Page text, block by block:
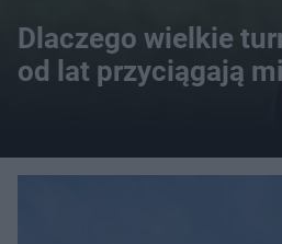
Dlaczego wielkie
od lat przyciągają